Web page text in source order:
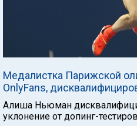
Медалистка Парижской
OnlyFans,
Алиша Ньюман
уклонение от допинг-